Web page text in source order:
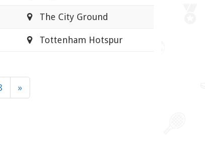
The City Ground
Tottenham Hotspur
»